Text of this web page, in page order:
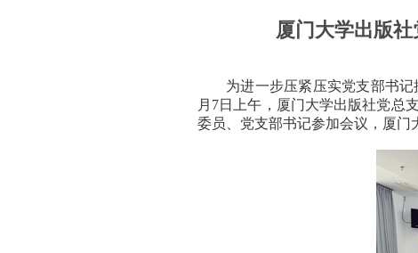
厦门大学出版
为进一步压紧压实党支部书
月7日上午，厦门大学出版社党总
委员、党支部书记参加会议，厦门